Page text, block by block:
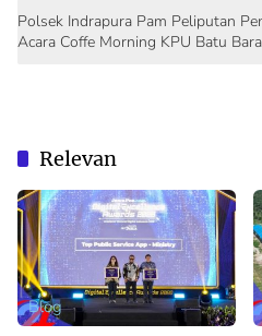
Polsek Indrapura Pam Peliputan
Acara Coffe Morning KPU Batu
Relevan
Blog